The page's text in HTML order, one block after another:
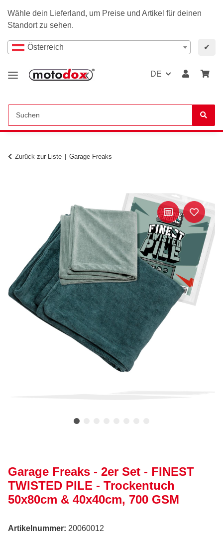
Wähle dein Lieferland, um Preise und Artikel für deinen
Standort zu sehen.
Österreich ✔
DE
Zurück zur Liste Garage Freaks
Garage Freaks - 2er Set - FINEST
TWISTED PILE - Trockentuch
50x80cm & 40x40cm, 700 GSM
Artikelnummer: 20060012